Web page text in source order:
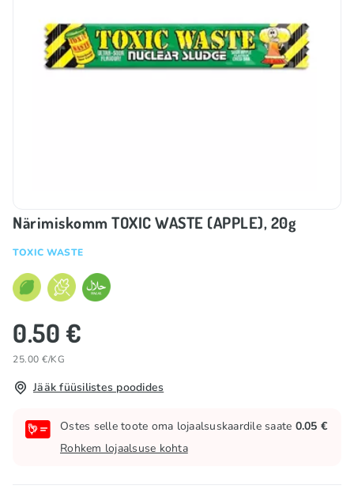
Närimiskomm TOXIC WASTE (APPLE), 20g
TOXIC WASTE
0.50 €
25.00 €/KG
Jääk füüsilistes poodides
Ostes selle toote oma lojaalsuskaardile saate 0.05 €
Rohkem lojaalsuse kohta